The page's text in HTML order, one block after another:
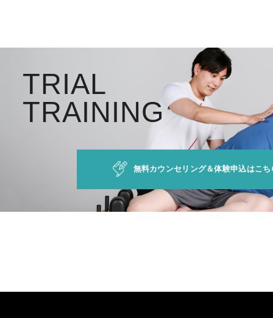
TRIAL
TRAINING
無料カウンセリング＆体験申込はこち